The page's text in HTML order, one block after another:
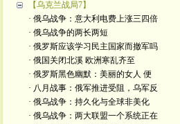
【乌克兰战局7】
· 俄乌战争：意大利电费上涨三四倍
· 俄乌战争的两长两短
· 俄罗斯应该学习民主国家而撤军吗
· 俄国关闭北溪 欧洲寒乱齐至
· 俄罗斯黑色幽默：美丽的女人 便
· 八月战事：俄军推进受阻，乌军反
· 俄乌战争：持久化与全球非美化
· 俄乌战争：两大联盟一个系统正在